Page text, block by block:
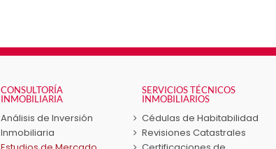
CONSULTORÍA
INMOBILIARIA
Análisis de Inversión
Inmobiliaria
SERVICIOS TÉCNICOS
INMOBILIARIOS
Cédulas de Habitabilidad
Revisiones Catastrales